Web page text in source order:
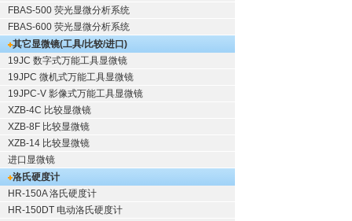
FBAS-500 荧光显微分析系统
FBAS-600 荧光显微分析系统
其它显微镜(工具/比较/进口)
19JC 数字式万能工具显微镜
19JPC 微机式万能工具显微镜
19JPC-V 影像式万能工具显微镜
XZB-4C 比较显微镜
XZB-8F 比较显微镜
XZB-14 比较显微镜
进口显微镜
洛氏硬度计
HR-150A 洛氏硬度计
HR-150DT 电动洛氏硬度计